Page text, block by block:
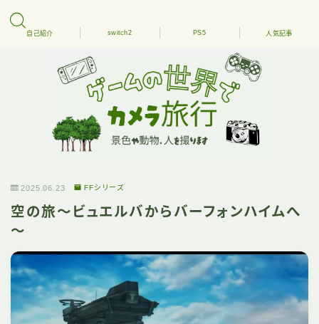
自己紹介 switch2 PS5 人気記事
2025.06.23 FFシリーズ
空の旅～ビュエルバからバーフォンハイムへ
～